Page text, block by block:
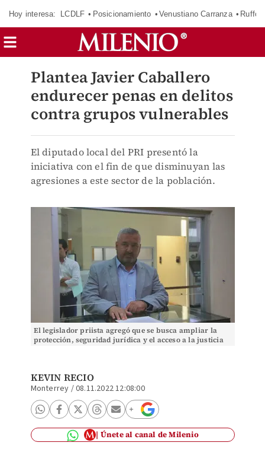
Hoy interesa: LCDLF Posicionamiento Venustiano Carranza Ruffo
Plantea Javier Caballero
endurecer penas en delitos
contra grupos vulnerables
El diputado local del PRI presentó la
iniciativa con el fin de que disminuyan las
agresiones a este sector de la población.
El legislador priista agregó que se busca ampliar la
protección, seguridad jurídica y el acceso a la justicia
KEVIN RECIO
Monterrey /08.11.2022 12:08:00
Únete al canal de Milenio